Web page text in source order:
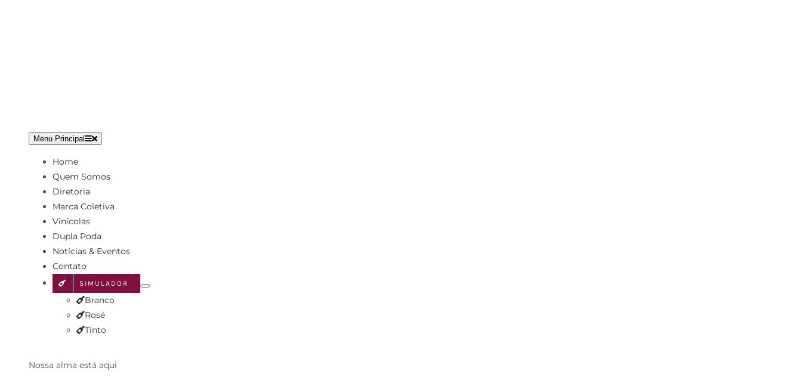
Menu Principal
Home
Quem Somos
Diretoria
Marca Coletiva
Vinícolas
Dupla Poda
Notícias & Eventos
Contato
SIMULADOR
Branco
Rosé
Tinto
Nossa alma está aqui